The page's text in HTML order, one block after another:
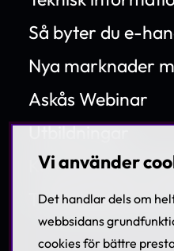
Så byter du e-
Nya marknader
Askås Webinar
Utbildningar
Kundanpassad
Vi använder
Det handlar dels om
webbsidans
cookies för bättre